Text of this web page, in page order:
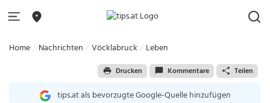
Home Nachrichten Vöcklabruck Leben
Drucken Kommentare Teilen
tips.at als bevorzugte Google-Quelle hinzufügen